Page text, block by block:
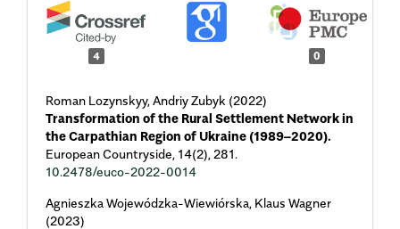
4 0
Roman Lozynskyy, Andriy Zubyk (2022)
Transformation of the Rural Settlement Network in
the Carpathian Region of Ukraine (1989–2020).
European Countryside, 14(2), 281.
10.2478/euco-2022-0014
Agnieszka Wojewódzka-Wiewiórska, Klaus Wagner
(2023)